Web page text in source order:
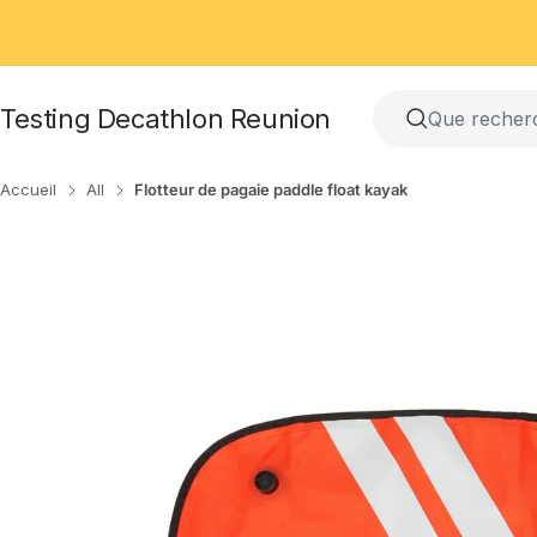
contenu
Testing Decathlon Reunion
Accueil All Flotteur de pagaie paddle float kayak